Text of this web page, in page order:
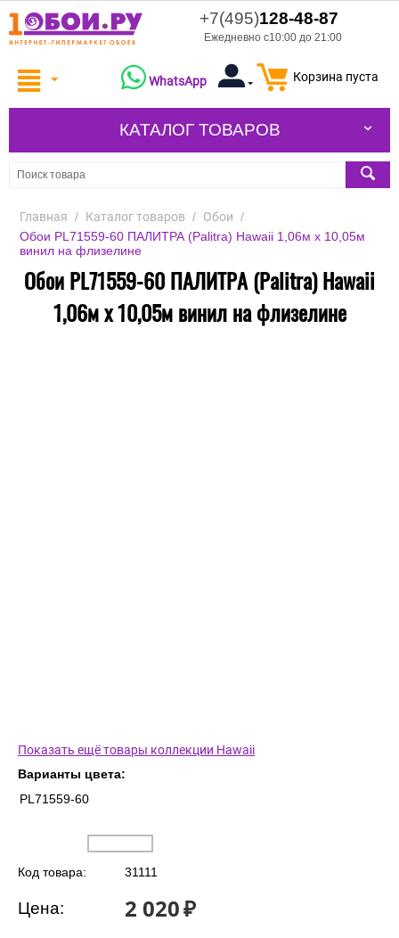
+7(495)128-48-87
Ежедневно с10:00 до 21:00
Корзина пуста
WhatsApp
КАТАЛОГ ТОВАРОВ
Главная / Каталог товаров / Обои /
Обои PL71559-60 ПАЛИТРА (Palitra) Hawaii 1,06м х 10,05м
винил на флизелине
Обои PL71559-60 ПАЛИТРА (Palitra) Hawaii
1,06м х 10,05м винил на флизелине
Показать ещё товары коллекции Hawaii
Варианты цвета:
PL71559-60
Код товара: 31111
Цена: 2 020₽